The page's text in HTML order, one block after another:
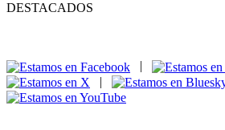
DESTACADOS
|